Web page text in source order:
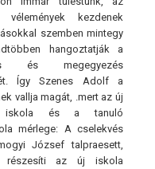
kezdenek
szemben mintegy
hangoztatják a
és megegyezés
Így Szenes Adolf a
vallja magát, .mert az új
iskola és a tanuló
mérlege: A cselekvés
József talpraesett,
részesíti az új iskola